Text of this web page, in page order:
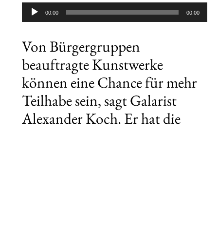
Audio-
Player
00:00 00:00
Von Bürgergruppen
beauftragte Kunstwerke
können eine Chance für mehr
Teilhabe sein, sagt Galarist
Alexander Koch. Er hat die